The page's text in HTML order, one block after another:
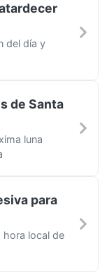
del día y
de Santa
luna
para
hora local de